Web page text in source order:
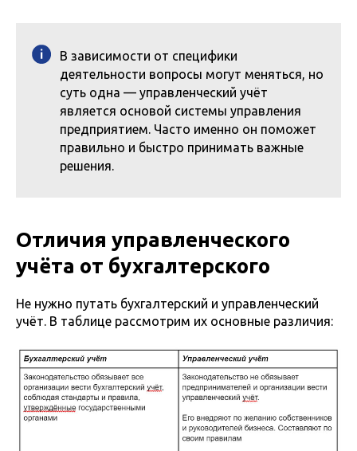
В зависимости от специфики
деятельности вопросы могут меняться, но
суть одна — управленческий учёт
является основой системы управления
предприятием. Часто именно он поможет
правильно и быстро принимать важные
решения.
Отличия управленческого
учёта от бухгалтерского
Не нужно путать бухгалтерский и управленческий
учёт. В таблице рассмотрим их основные различия: